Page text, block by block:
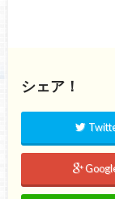
シェア！